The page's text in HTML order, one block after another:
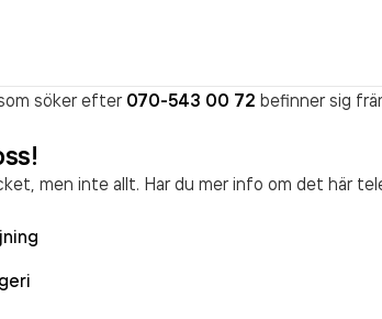
söker efter 070-543 00 72 befinner sig
men inte allt. Har du mer info om det här